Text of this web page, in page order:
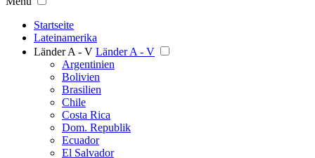
Startseite
Lateinamerika
Länder A - V Länder A - V
Argentinien
Bolivien
Brasilien
Chile
Costa Rica
Dom. Republik
Ecuador
El Salvador